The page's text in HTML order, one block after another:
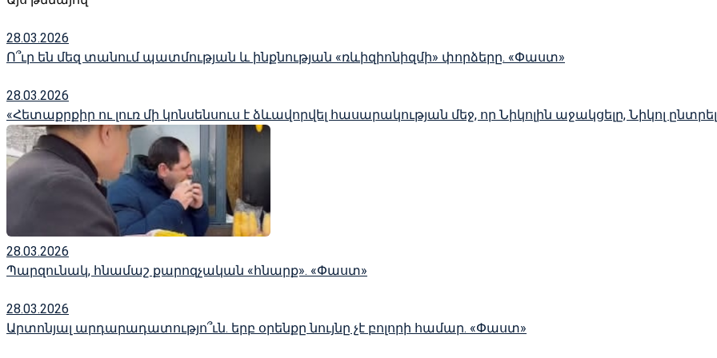
28.03.2026
Ո՞ւր են մեզ տանում պատմության և ինքնության «ռևիզիոնիզմի» փորձերը. «Փաստ»
28.03.2026
«Հետաքրքիր ու լուռ մի կոնսենսուս է ձևավորվել հասարակության մեջ, որ Նիկոլին աջակցելը, Նիկոլ
28.03.2026
Պարզունակ, հնամաշ քարոզչական «հնարք». «Փաստ»
28.03.2026
Արտոնյալ արդարադատությո՞ւն. երբ օրենքը նույնը չէ բոլորի համար. «Փաստ»